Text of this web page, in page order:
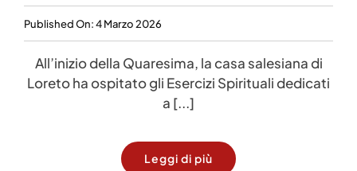
Published On: 4 Marzo 2026
All’inizio della Quaresima, la casa salesiana di
Loreto ha ospitato gli Esercizi Spirituali dedicati
a [...]
Leggi di più